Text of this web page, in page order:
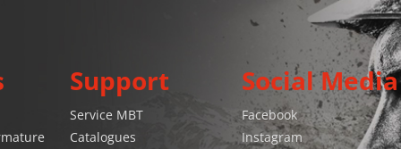
Support
Service MBT
Catalogues
Social Media
Facebook
Instagram